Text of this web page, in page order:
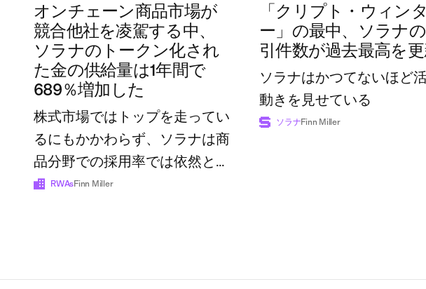
オンチェーン商品市場が
競合他社を凌駕する中、
ソラナのトークン化され
た金の供給量は1年間で
689％増加した
株式市場ではトップを走ってい
るにもかかわらず、ソラナは商
品分野での採用率では依然とし
て後れを取っている
RWAsFinn Miller
「クリプト・ウィンタ
ー」の最中、ソラナ
引件数が過去最高を
ソラナはかつてないほど
動きを見せている
ソラナFinn Miller